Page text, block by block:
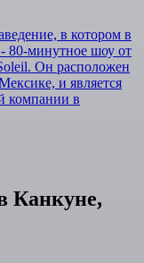
в котором в
80-минутное шоу от
Он расположен
и является
компании в
Канкуне,